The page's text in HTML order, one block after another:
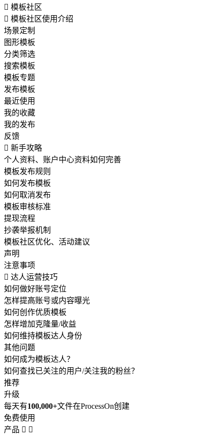
 模板社区
 模板社区使用介绍
场景定制
图形模板
分类筛选
搜索模板
模板专题
发布模板
最近使用
我的收藏
我的发布
反馈
 新手攻略
个人资料、账户中心资料如何完善
模板发布规则
如何发布模板
如何取消发布
模板审核标准
提现流程
抄袭举报机制
模板社区优化、活动建议
声明
注意事项
 达人运营技巧
如何做好账号定位
怎样提高账号或内容曝光
如何创作优质模板
怎样增加克隆量/收益
如何维持模板达人身份
其他问题
如何成为模板达人？
如何查找已关注的用户/关注我的粉丝？
推荐
升级
每天有100,000+文件在ProcessOn创建
免费使用
产品  